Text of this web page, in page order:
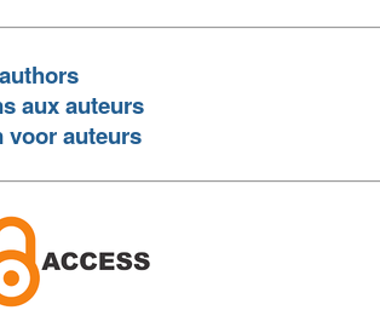
aux auteurs
voor auteurs